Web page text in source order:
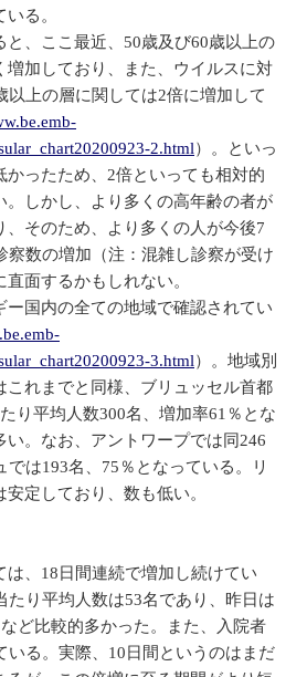
る。
と、ここ最近、50歳及び60歳以上の
増加しており、また、ウイルスに対
以上の層に関しては2倍に増加して
2.html）。といっ
かったため、2倍といっても相対的
。しかし、より多くの高年齢の者が
、そのため、より多くの人が今後7
察数の増加（注：混雑し診察が受け
面するかもしれない。
ー国内の全ての地域で確認されてい
3.html）。地域別
これまでと同様、ブリュッセル首都
り平均人数300名、増加率61％とな
い。なお、アントワープでは同246
では193名、75％となっている。リ
定しており、数も低い。
は、18日間連続で増加し続けてい
たり平均人数は53名であり、昨日は
ど比較的多かった。また、入院者
いる。実際、10日間というのはまだ